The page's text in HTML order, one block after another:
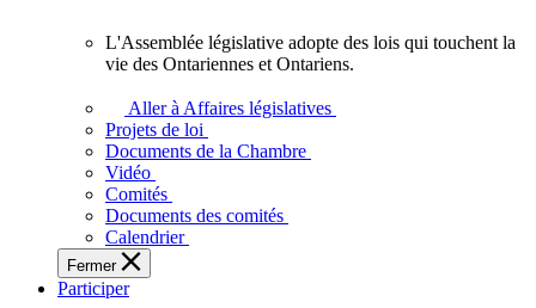
l'Ontario.
L'Assemblée
adopte
touchent
des
Ontariennes
et
L'Assemblée législative adopte des lois qui touchent la
vie des Ontariennes et Ontariens.
Aller à Affaires législatives
Projets de loi
Documents de la Chambre
Vidéo
Comités
Documents des comités
Calendrier
Fermer
Participer